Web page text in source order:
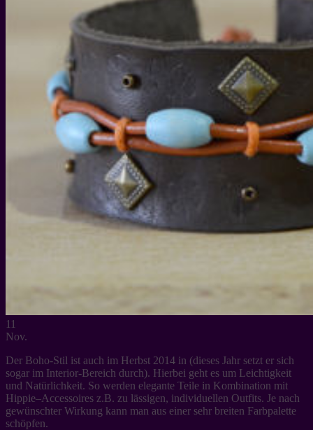
WEIHNACHTEN
WEIHNACHTS-GESCHENKIDEEN
DIY IDEEN FÜR WEIHNACHTEN
WEIHNACHTS-REZEPTE
SILVESTER
11
Nov.
Der Boho-Stil ist auch im Herbst 2014 in (dieses Jahr setzt er sich
sogar im Interior-Bereich durch). Hierbei geht es um Leichtigkeit
und Natürlichkeit. So werden elegante Teile in Kombination mit
Hippie–Accessoires z.B. zu lässigen, individuellen Outfits. Je nach
gewünschter Wirkung kann man aus einer sehr breiten Farbpalette
schöpfen.